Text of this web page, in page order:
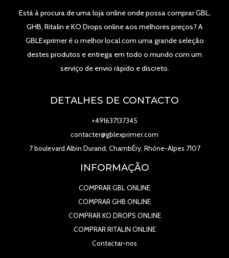
Está à procura de uma loja online onde possa comprar GBL,
GHB, Ritalin e KO Drops online aos melhores preços? A
GBLExprimer é o melhor local com uma grande seleção
destes produtos e entrega em todo o mundo com um
serviço de envio rápido e discreto.
DETALHES DE CONTACTO
+491637137345
contacter@gblexprimer.com
7 boulevard Albin Durand, ChambÉry, Rhône-Alpes 7107
INFORMAÇÃO
COMPRAR GBL ONLINE
COMPRAR GHB ONLINE
COMPRAR KO DROPS ONLINE
COMPRAR RITALIN ONLINE
Contactar-nos